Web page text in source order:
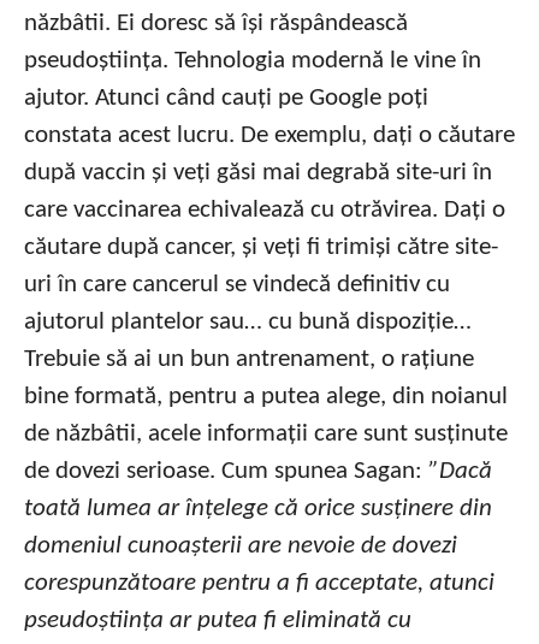
năzbâtii. Ei doresc să își răspândească
pseudoștiința. Tehnologia modernă le vine în
ajutor. Atunci când cauți pe Google poți
constata acest lucru. De exemplu, dați o căutare
după vaccin și veți găsi mai degrabă site-uri în
care vaccinarea echivalează cu otrăvirea. Dați o
căutare după cancer, și veți fi trimiși către site-
uri în care cancerul se vindecă definitiv cu
ajutorul plantelor sau… cu bună dispoziție…
Trebuie să ai un bun antrenament, o rațiune
bine formată, pentru a putea alege, din noianul
de năzbâtii, acele informații care sunt susținute
de dovezi serioase. Cum spunea Sagan: ”Dacă
toată lumea ar înțelege că orice susținere din
domeniul cunoașterii are nevoie de dovezi
corespunzătoare pentru a fi acceptate, atunci
pseudoștiința ar putea fi eliminată cu